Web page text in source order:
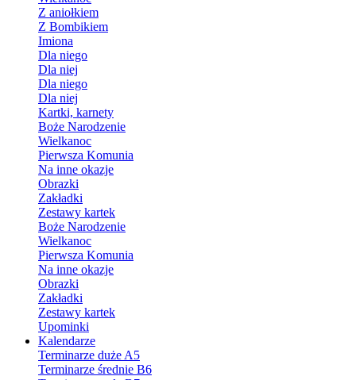
Z aniołkiem
Z Bombikiem
Imiona
Dla niego
Dla niej
Dla niego
Dla niej
Kartki, karnety
Boże Narodzenie
Wielkanoc
Pierwsza Komunia
Na inne okazje
Obrazki
Zakładki
Zestawy kartek
Boże Narodzenie
Wielkanoc
Pierwsza Komunia
Na inne okazje
Obrazki
Zakładki
Zestawy kartek
Upominki
Kalendarze
Terminarze duże A5
Terminarze średnie B6